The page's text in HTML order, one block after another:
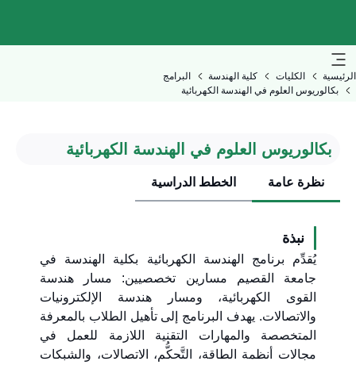
الرئيسية الكليات كلية الهندسة
البرامج
بكالوريوس العلوم في الهندسة الكهربائية
بكالوريوس العلوم في الهندسة الكهربائية
نظرة عامة الخطط الدراسية
نبذة
يُقدِّم برنامج الهندسة الكهربائية بكلية الهندسة في
جامعة القصيم مسارين تخصصيين: مسار هندسة
القوى الكهربائية، ومسار هندسة الإلكترونيات
والاتصالات. يهدف البرنامج إلى تأهيل الطلاب بالمعرفة
المتخصصة والمهارات التقنية اللازمة للعمل في
مجالات أنظمة الطاقة، التَّحكُّم، الاتصالات، والشبكات